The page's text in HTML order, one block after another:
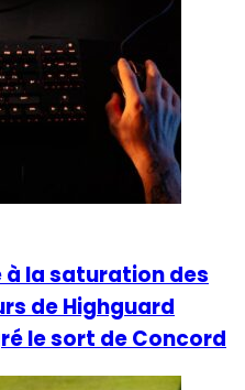
à la saturation des
de Highguard
le sort de Concord